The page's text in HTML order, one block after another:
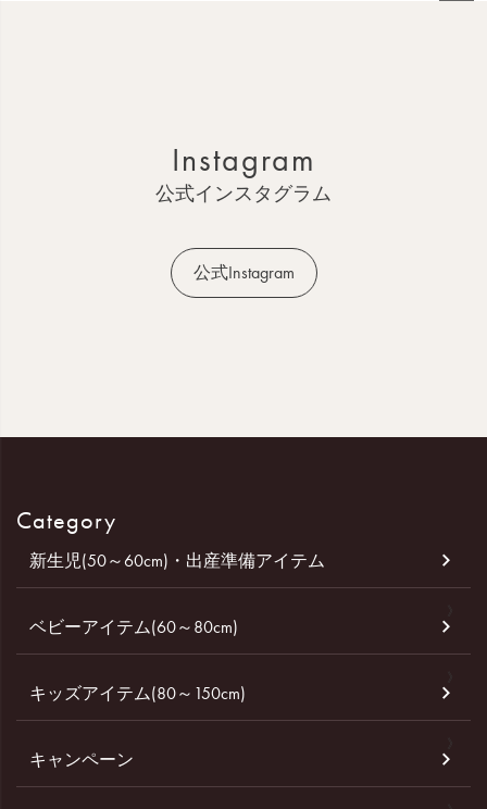
Instagram
公式インスタグラム
公式Instagram
Category
新生児(50～60cm)・出産準備アイテム
ベビーアイテム(60～80cm)
キッズアイテム(80～150cm)
キャンペーン